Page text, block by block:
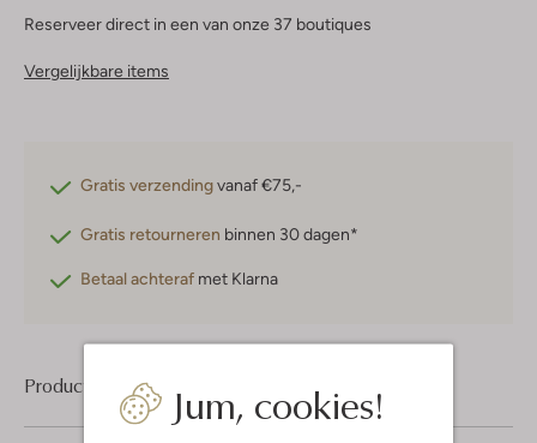
Jum, cookies!
Reserveer direct in een van onze 37 boutiques
Vergelijkbare items
Gratis verzendingvanaf €75,-
Gratis retourneren binnen 30 dagen*
Betaal achteraf met Klarna
Product informatie